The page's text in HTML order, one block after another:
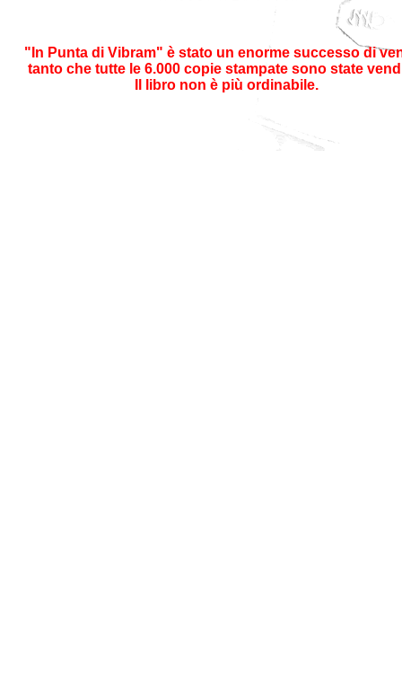
"In Punta di Vibram" è stato un enorme successo di
tanto che tutte le 6.000 copie stampate sono state
Il libro non è più ordinabile.